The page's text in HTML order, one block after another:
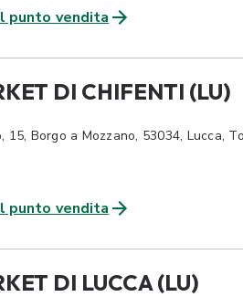
punto vendita
DI CHIFENTI (LU)
15, Borgo a Mozzano, 53034, Lucca,
punto vendita
DI LUCCA (LU)